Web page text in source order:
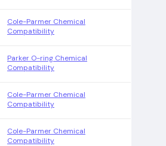
Cole-Parmer Chemical
Compatibility
Parker O-ring Chemical
Compatibility
Cole-Parmer Chemical
Compatibility
Cole-Parmer Chemical
Compatibility